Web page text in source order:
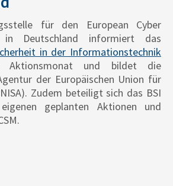
für den European Cyber
Deutschland informiert das
in der Informationstechnik
und bildet die
der Europäischen Union für
Zudem beteiligt sich das BSI
geplanten Aktionen und